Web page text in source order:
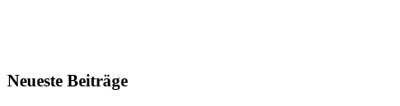
Neueste Beiträge